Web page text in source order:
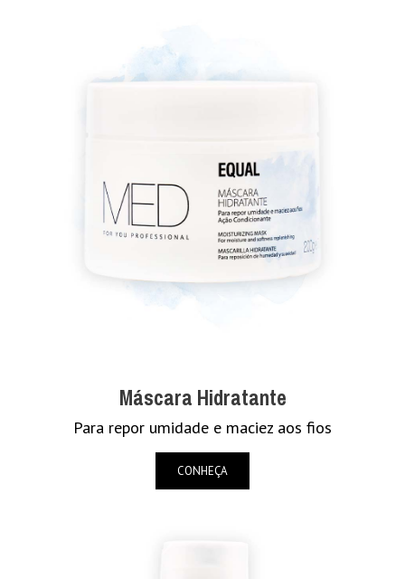
Máscara Hidratante
Para repor umidade e maciez aos fios
CONHEÇA